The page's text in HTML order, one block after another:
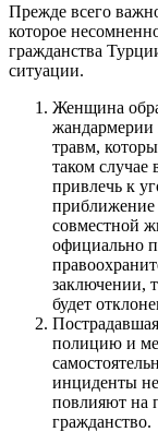
Прежде всего
которое
гражданства
ситуации.
Женщина
жандармерии
травм,
таком случае
привлечь к
приближение
совместной
официально
заключении,
будет
полицию и
инциденты
повлияют на
гражданство.